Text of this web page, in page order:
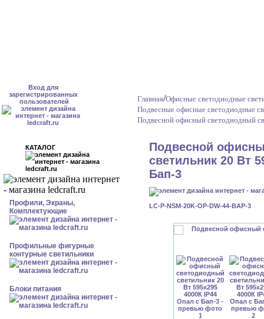
Вход для
зарегистрированных
пользователей
КАТАЛОГ
Профили, Экраны,
Комплектующие
Профильные фигурные
контурные светильники
Блоки питания
Главная/Офисные светодиодные
Подвесные офисные светодиодные
Подвесной офисный светодиодный
Подвесной
светильник 20 Вт
Бап-3
LC-P-NSM-20K-OP-DW-44-BAP-3